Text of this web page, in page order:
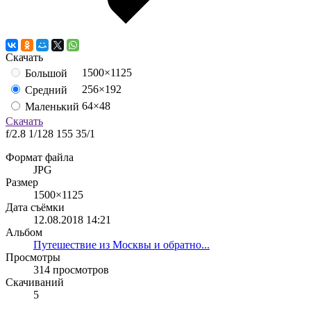
Скачать
Большой
1500×1125
Средний
256×192
Маленький 64×48
Скачать
f/2.8 1/128 155 35/1
Формат файла
JPG
Размер
1500×1125
Дата съёмки
12.08.2018 14:21
Альбом
Путешествие из Москвы и обратно...
Просмотры
314 просмотров
Скачиваний
5